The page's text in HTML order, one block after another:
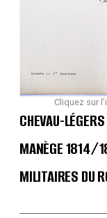
Cliquez sur
CHEVAU-
MANÈGE 1814/
MILITAIRES DU